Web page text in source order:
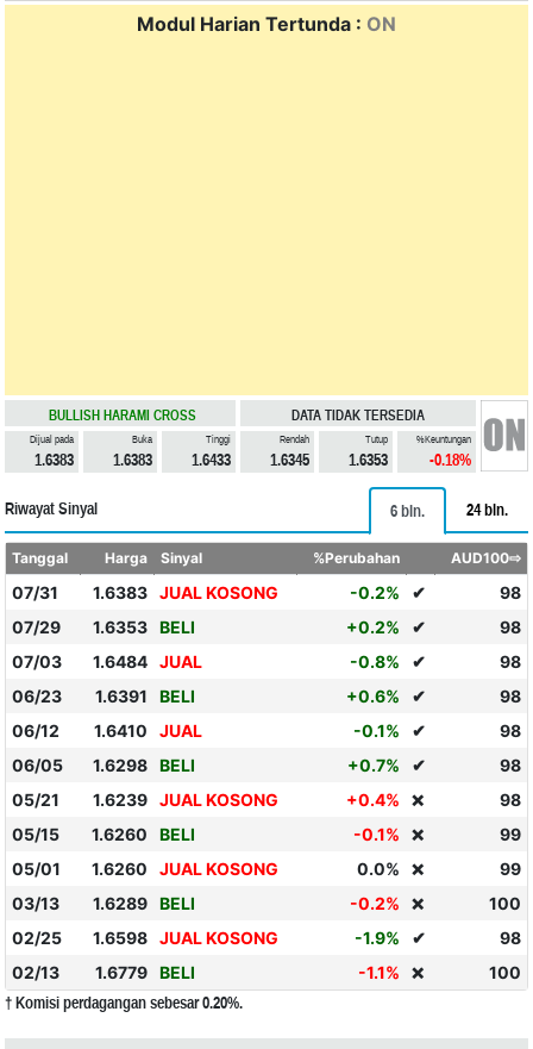
Modul Harian Tertunda : ON
BULLISH HARAMI CROSS DATA TIDAK TERSEDIA
Dijual pada
1.6383
Buka
1.6383
Tinggi
1.6433
Rendah
1.6345
Tutup
1.6353
%Keuntungan
-0.18%
Riwayat Sinyal 6 bln. 24 bln.
Tanggal Harga Sinyal %Perubahan AUD100⇨
07/31 1.6383 JUAL KOSONG -0.2% ✔
98
07/29
1.6353 BELI +0.2% ✔
98
07/03
1.6484 JUAL -0.8% ✔
98
06/23
1.6391 BELI +0.6% ✔
98
06/12
1.6410 JUAL -0.1% ✔
98
06/05
1.6298 BELI +0.7% ✔
98
05/21
1.6239 JUAL KOSONG +0.4% ❌
98
05/15
1.6260 BELI -0.1% ❌
99
05/01
1.6260 JUAL KOSONG 0.0% ❌
99
03/13
1.6289 BELI -0.2% ❌
100
02/25
1.6598 JUAL KOSONG -1.9% ✔
98
02/13
1.6779 BELI -1.1% ❌ 100
† Komisi perdagangan sebesar 0.20%.